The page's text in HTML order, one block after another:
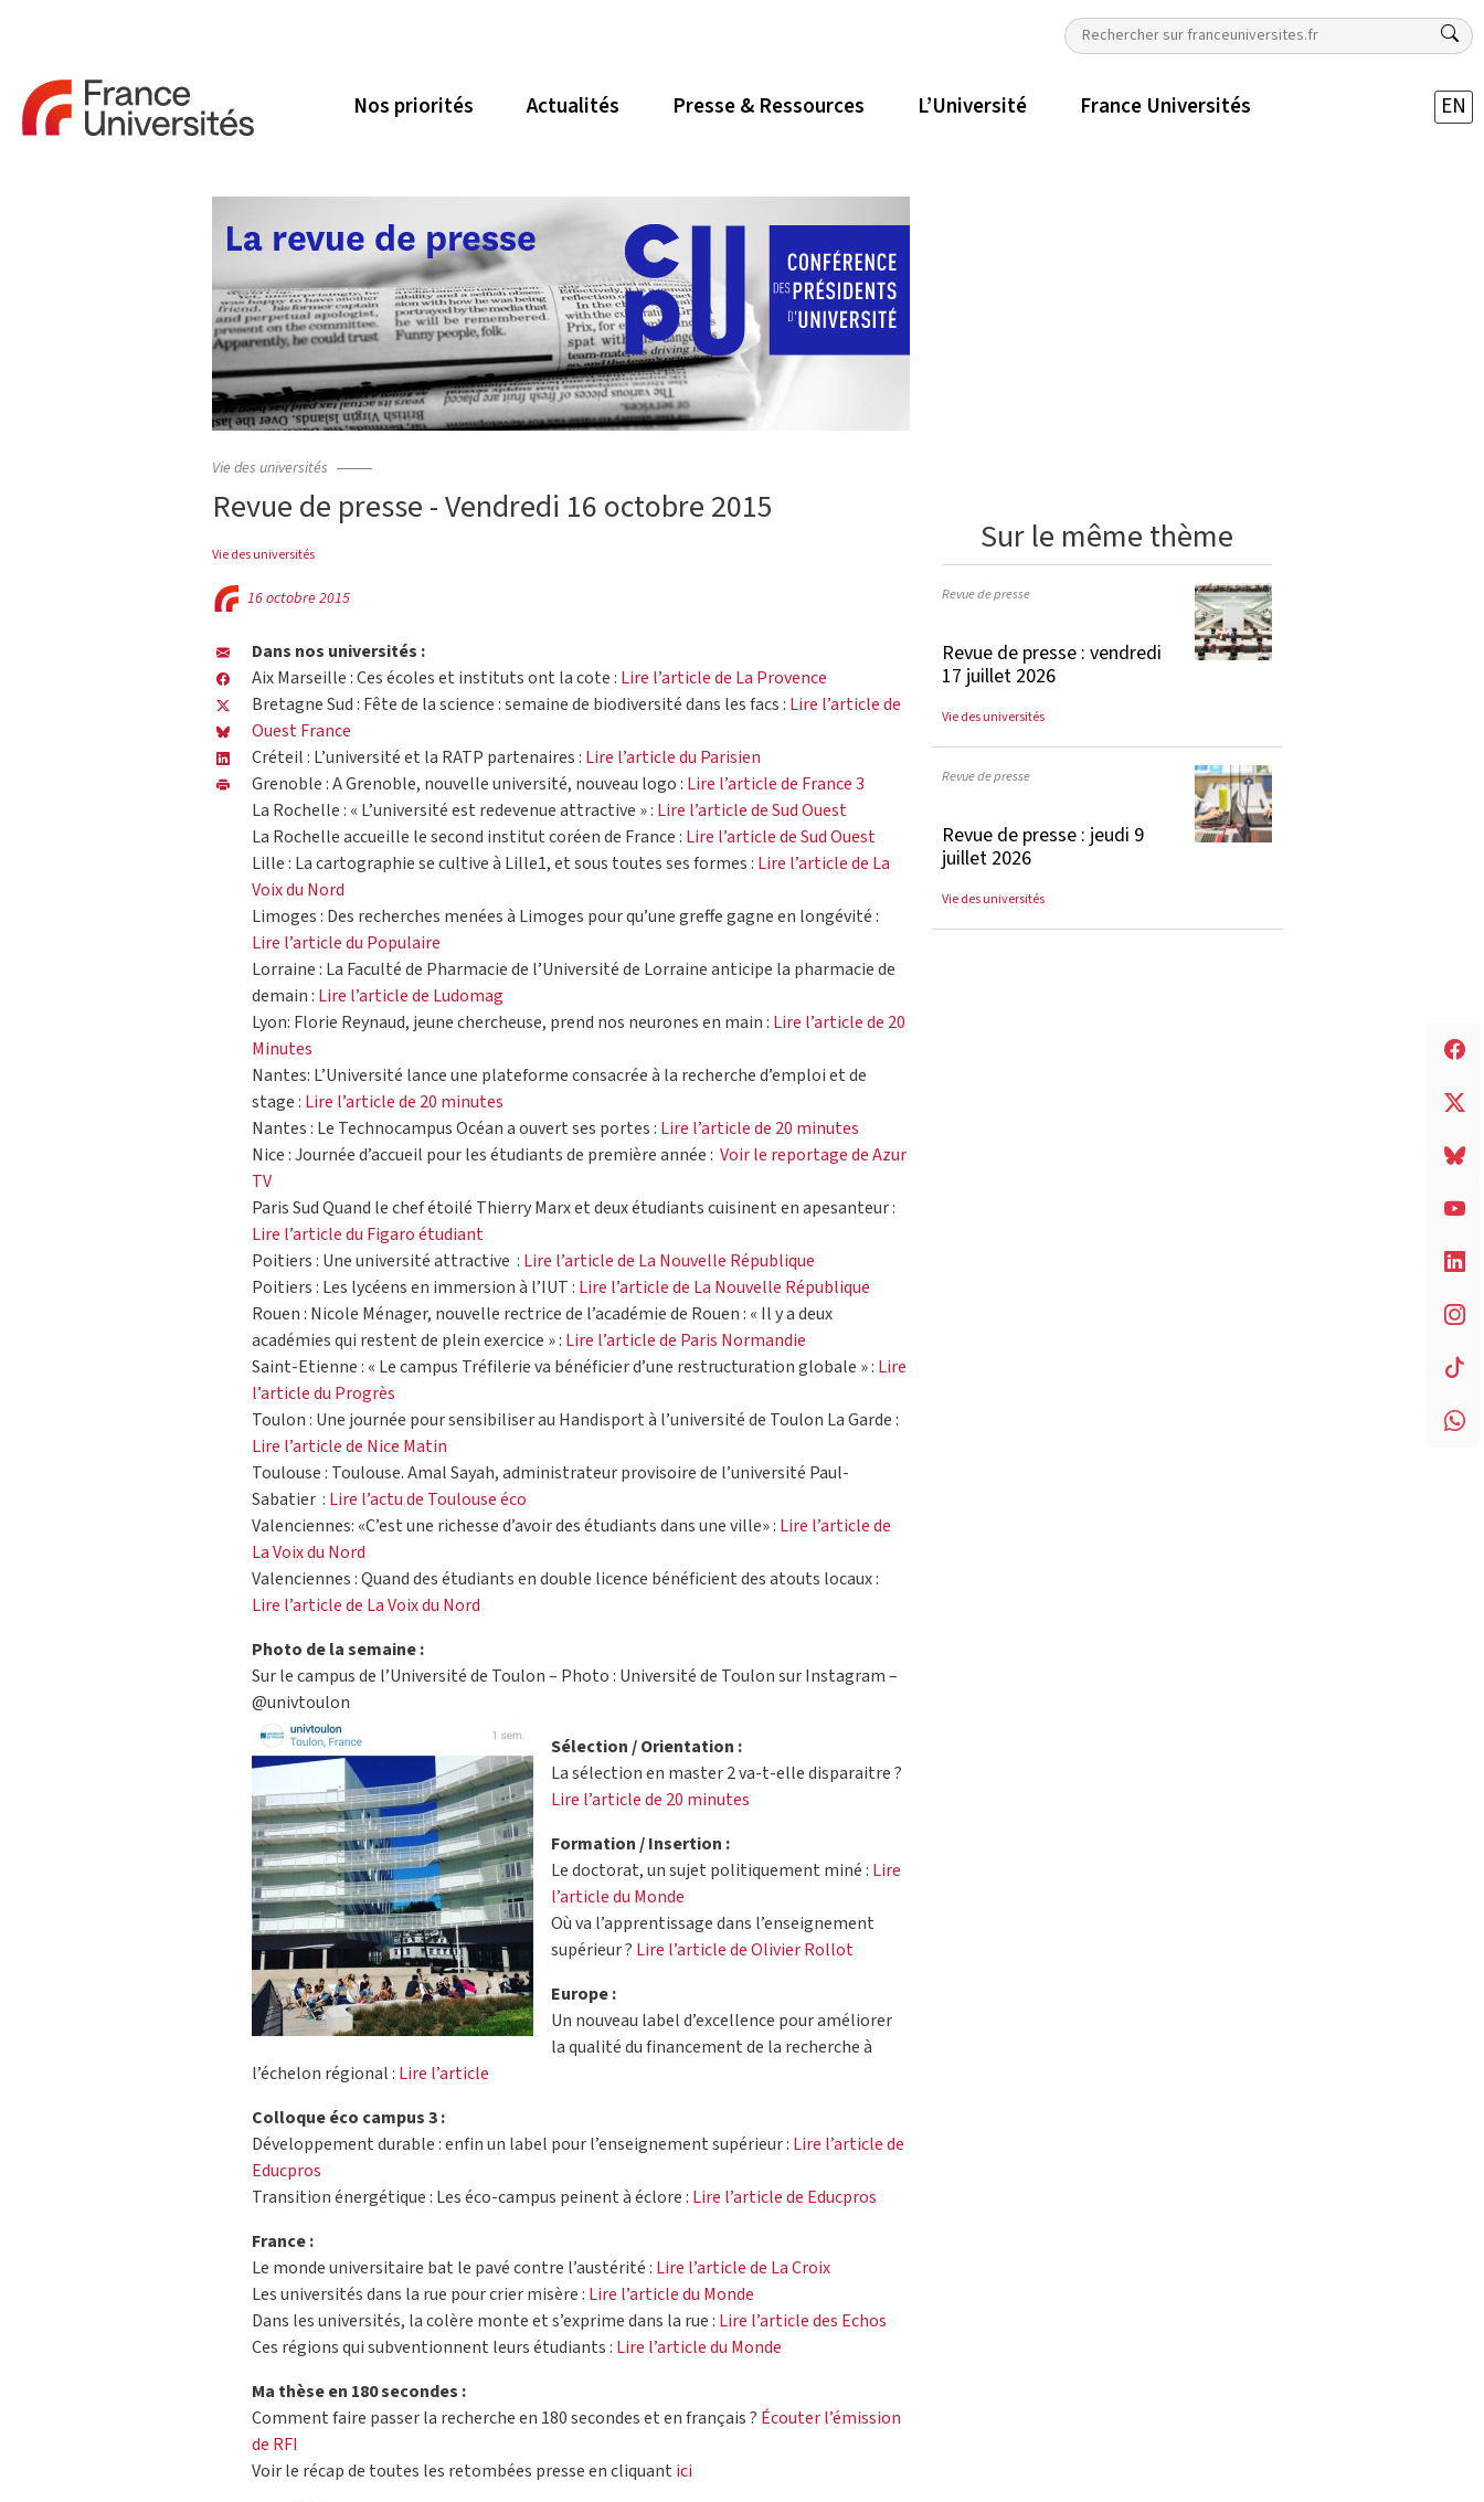
Nos priorités Actualités Presse & Ressources L’Université France Universités EN
Vie des universités
Revue de presse - Vendredi 16 octobre 2015
Vie des universités
16 octobre 2015
Dans nos universités :
Aix Marseille : Ces écoles et instituts ont la cote : Lire l’article de La Provence
Bretagne Sud : Fête de la science : semaine de biodiversité dans les facs : Lire l’article de
Ouest France
Créteil : L’université et la RATP partenaires : Lire l’article du Parisien
Grenoble : A Grenoble, nouvelle université, nouveau logo : Lire l’article de France 3
La Rochelle : « L’université est redevenue attractive » : Lire l’article de Sud Ouest
La Rochelle accueille le second institut coréen de France : Lire l’article de Sud Ouest
Lille : La cartographie se cultive à Lille1, et sous toutes ses formes : Lire l’article de La
Voix du Nord
Limoges : Des recherches menées à Limoges pour qu’une greffe gagne en longévité :
Lire l’article du Populaire
Lorraine : La Faculté de Pharmacie de l’Université de Lorraine anticipe la pharmacie de
demain : Lire l’article de Ludomag
Lyon: Florie Reynaud, jeune chercheuse, prend nos neurones en main : Lire l’article de 20
Minutes
Nantes: L’Université lance une plateforme consacrée à la recherche d’emploi et de
stage : Lire l’article de 20 minutes
Nantes : Le Technocampus Océan a ouvert ses portes : Lire l’article de 20 minutes
Nice : Journée d’accueil pour les étudiants de première année : Voir le reportage de Azur
TV
Paris Sud Quand le chef étoilé Thierry Marx et deux étudiants cuisinent en apesanteur :
Lire l’article du Figaro étudiant
Poitiers : Une université attractive : Lire l’article de La Nouvelle République
Poitiers : Les lycéens en immersion à l’IUT : Lire l’article de La Nouvelle République
Rouen : Nicole Ménager, nouvelle rectrice de l’académie de Rouen : « Il y a deux
académies qui restent de plein exercice » : Lire l’article de Paris Normandie
Saint-Etienne : « Le campus Tréfilerie va bénéficier d’une restructuration globale » : Lire
l’article du Progrès
Toulon : Une journée pour sensibiliser au Handisport à l’université de Toulon La Garde :
Lire l’article de Nice Matin
Toulouse : Toulouse. Amal Sayah, administrateur provisoire de l’université Paul-
Sabatier : Lire l’actu de Toulouse éco
Valenciennes: «C’est une richesse d’avoir des étudiants dans une ville» : Lire l’article de
La Voix du Nord
Valenciennes : Quand des étudiants en double licence bénéficient des atouts locaux :
Lire l’article de La Voix du Nord
Photo de la semaine :
Sur le campus de l’Université de Toulon – Photo : Université de Toulon sur Instagram –
@univtoulon
Sélection / Orientation :
La sélection en master 2 va-t-elle disparaitre ?
Lire l’article de 20 minutes
Formation / Insertion :
Le doctorat, un sujet politiquement miné : Lire
l’article du Monde
Où va l’apprentissage dans l’enseignement
supérieur ? Lire l’article de Olivier Rollot
Europe :
Un nouveau label d’excellence pour améliorer
la qualité du financement de la recherche à
l’échelon régional : Lire l’article
Colloque éco campus 3 :
Développement durable : enfin un label pour l’enseignement supérieur : Lire l’article de
Educpros
Transition énergétique : Les éco-campus peinent à éclore : Lire l’article de Educpros
France :
Le monde universitaire bat le pavé contre l’austérité : Lire l’article de La Croix
Les universités dans la rue pour crier misère : Lire l’article du Monde
Dans les universités, la colère monte et s’exprime dans la rue : Lire l’article des Echos
Ces régions qui subventionnent leurs étudiants : Lire l’article du Monde
Ma thèse en 180 secondes :
Comment faire passer la recherche en 180 secondes et en français ? Écouter l’émission
de RFI
Voir le récap de toutes les retombées presse en cliquant ici
Sur le même thème
Revue de presse
Revue de presse : vendredi
17 juillet 2026
Vie des universités
Revue de presse
Revue de presse : jeudi 9
juillet 2026
Vie des universités